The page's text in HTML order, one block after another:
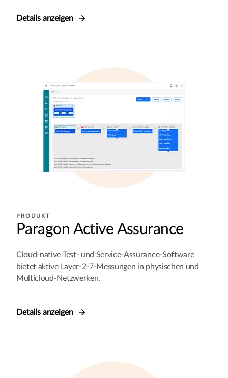
Details anzeigen
PRODUKT
Paragon Active Assurance
Cloud-native Test- und Service-Assurance-Software
bietet aktive Layer-2-7-Messungen in physischen und
Multicloud-Netzwerken.
Details anzeigen